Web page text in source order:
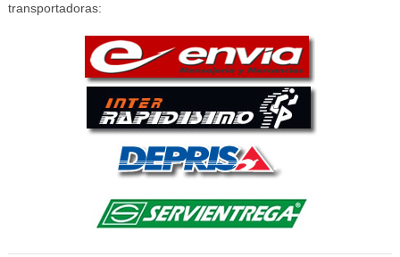
transportadoras: